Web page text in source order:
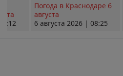
Погода в Краснодаре 6
августа
6 августа 2026 | 08:25